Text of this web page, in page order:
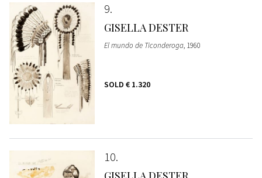
9
GISELLA DESTER
El mundo de Ticonderoga, 1960
SOLD € 1.320
10